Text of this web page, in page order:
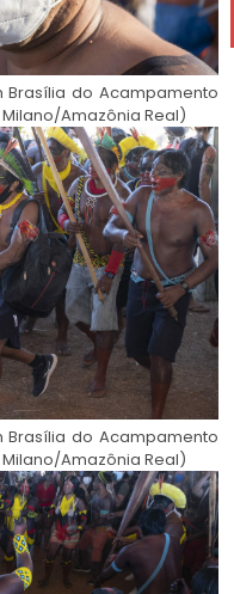
do Acampamento
Amazônia Real)
do Acampamento
Amazônia Real)